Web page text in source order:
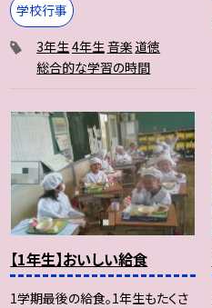
学校行事
3年生 4年生 音楽 道徳
総合的な学習の時間
【1年生】おいしい給食
1学期最後の給食。1年生もたくさ